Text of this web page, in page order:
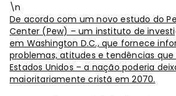
\n
De acordo com um novo estudo do
Center (Pew) – um instituto de
em Washington D.C., que fornece
problemas, atitudes e tendências
Estados Unidos – a nação poderia
maioritariamente cristã em 2070.